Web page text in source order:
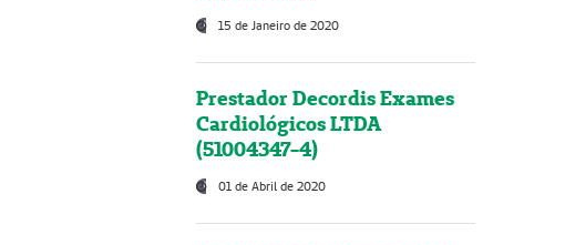
15 de Janeiro de 2020
Prestador Decordis Exames
Cardiológicos LTDA
(51004347-4)
01 de Abril de 2020